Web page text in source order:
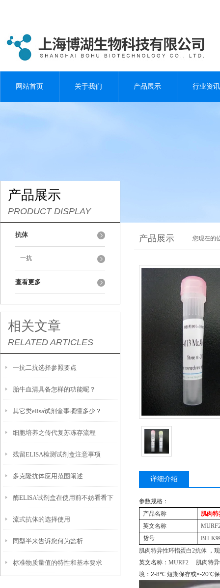
网站首页 关于我们 产品展示 行业资讯
产品展示
PRODUCT DISPLAY
抗体
一抗
查看更多
相关文章
RELATED ARTICLES
一抗二抗选择参照要点
胎牛血清具备怎样的功能呢？
其它类elisa试剂盒事项懂多少？
细胞培养之传代复苏冻存流程
残留ELISA检测试剂盒注意事项
多克隆抗体应用范围阐述
酶ELISA试剂盒在使用前不妨看看下
文！
流式抗体的选择使用
同型半来告诉您何为盐析
标准物质量值的特性和基本要求
产品展示 您现在的
详细介绍
参数规格：
产品名称
肌肉
英文名称
货号
BH-
肌肉特异性环指蛋白2抗体 ，
英文名称： MURF2
肌肉特
境： 2-8℃ 短期保存或<-20℃